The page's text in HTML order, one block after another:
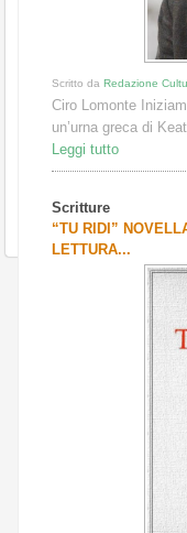
Scritto da Redazione
Ciro Lomonte
un’urna greca di
Leggi tutto
Scritture
“TU RIDI”
LETTURA...